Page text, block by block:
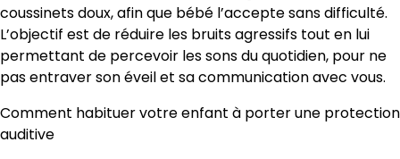
coussinets doux, afin que bébé l’accepte sans difficulté.
L’objectif est de réduire les bruits agressifs tout en lui
permettant de percevoir les sons du quotidien, pour ne
pas entraver son éveil et sa communication avec vous.
Comment habituer votre enfant à porter une protection
auditive